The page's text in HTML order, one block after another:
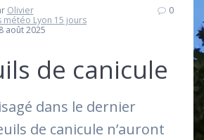
Olivier
météo Lyon 15 jours
août 2025
0
de canicule
dans le dernier
de canicule n’auront